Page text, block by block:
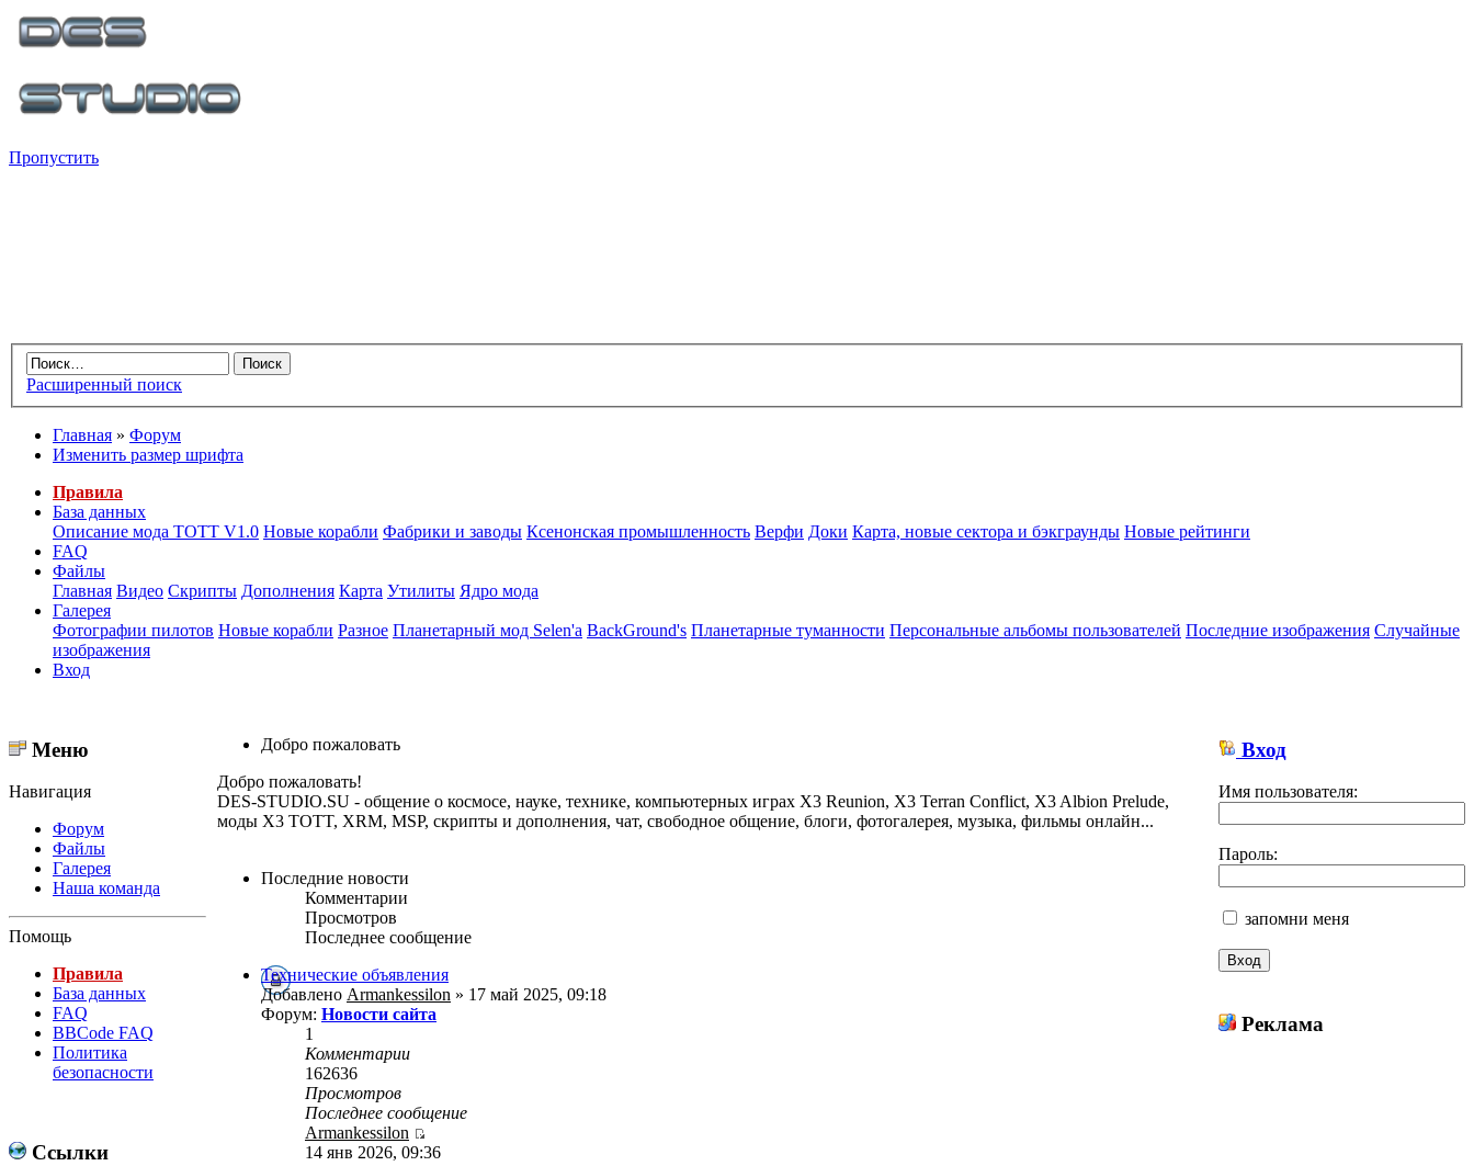
Пропустить
Расширенный поиск
Главная » Форум
Изменить размер шрифта
Правила
База данных
Описание мода ТОТТ V1.0 Новые корабли Фабрики и заводы Ксенонская промышленность Верфи Доки Карта, новые сектора и бэкграунды Новые рейтинги
FAQ
Файлы
Главная Видео Скрипты Дополнения Карта Утилиты Ядро мода
Галерея
Фотографии пилотов Новые корабли Разное Планетарный мод Selen'a BackGround's Планетарные туманности Персональные альбомы пользователей Последние изображения Случайные
изображения
Вход
Меню
Навигация
Форум
Файлы
Галерея
Наша команда
Помощь
Правила
База данных
FAQ
BBCode FAQ
Политика
безопасности
Ссылки
Добро пожаловать
Добро пожаловать!
DES-STUDIO.SU - общение о космосе, науке, технике, компьютерных играх X3 Reunion, X3 Terran Conflict, X3 Albion Prelude,
моды X3 TOTT, XRM, MSP, скрипты и дополнения, чат, свободное общение, блоги, фотогалерея, музыка, фильмы онлайн...
Последние новости
Комментарии
Просмотров
Последнее сообщение
Технические объявления
Добавлено Armankessilon » 17 май 2025, 09:18
Форум: Новости сайта
1
Комментарии
162636
Просмотров
Последнее сообщение
Armankessilon
14 янв 2026, 09:36
Вход
Имя пользователя:
Пароль:
запомни меня
Реклама